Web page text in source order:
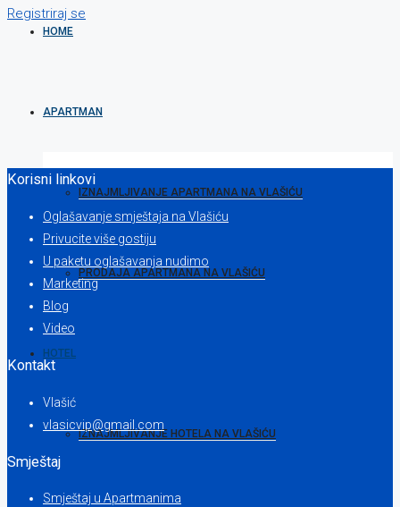
HOME
APARTMAN
IZNAJMLJIVANJE APARTMANA NA VLAŠIĆU
PRODAJA APARTMANA NA VLAŠIĆU
HOTEL
IZNAJMLJIVANJE HOTELA NA VLAŠIĆU
Registriraj se
Korisni linkovi
Oglašavanje smještaja na Vlašiću
Privucite više gostiju
U paketu oglašavanja nudimo
Marketing
Blog
Video
Kontakt
Vlašić
vlasicvip@gmail.com
Smještaj
Smještaj u Apartmanima